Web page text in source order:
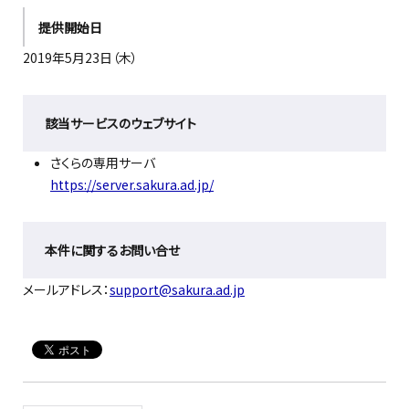
提供開始日
2019年5月23日（木）
該当サービスのウェブサイト
さくらの専用サーバ
https://server.sakura.ad.jp/
本件に関するお問い合せ
メールアドレス：support@sakura.ad.jp